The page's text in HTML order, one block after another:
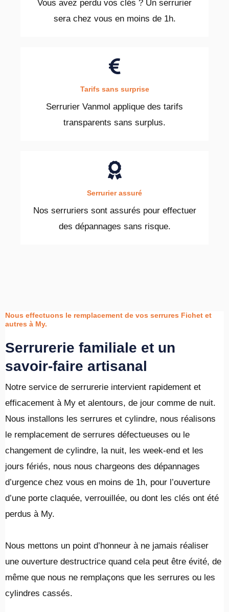
Vous avez perdu vos clés ? Un serrurier
sera chez vous en moins de 1h.
Tarifs sans surprise
Serrurier Vanmol applique des tarifs
transparents sans surplus.
Serrurier assuré
Nos serruriers sont assurés pour effectuer
des dépannages sans risque.
Nous effectuons le remplacement de vos serrures Fichet et
autres à My.
Serrurerie familiale et un
savoir-faire artisanal
Notre service de serrurerie intervient rapidement et
efficacement à My et alentours, de jour comme de nuit.
Nous installons les serrures et cylindre, nous réalisons
le remplacement de serrures défectueuses ou le
changement de cylindre, la nuit, les week-end et les
jours fériés, nous nous chargeons des dépannages
d’urgence chez vous en moins de 1h, pour l’ouverture
d’une porte claquée, verrouillée, ou dont les clés ont été
perdus à My.
​Nous mettons un point d’honneur à ne jamais réaliser
une ouverture destructrice quand cela peut être évité, de
même que nous ne remplaçons que les serrures ou les
cylindres cassés.